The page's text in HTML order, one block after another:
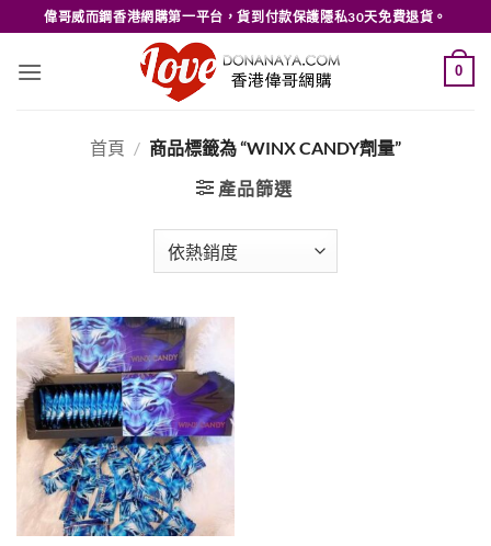
to
content
偉哥威而鋼香港網購第一平台，貨到付款保護隱私30天免費退貨。
0
首頁 / 商品標籤為 “WINX CANDY劑量”
產品篩選